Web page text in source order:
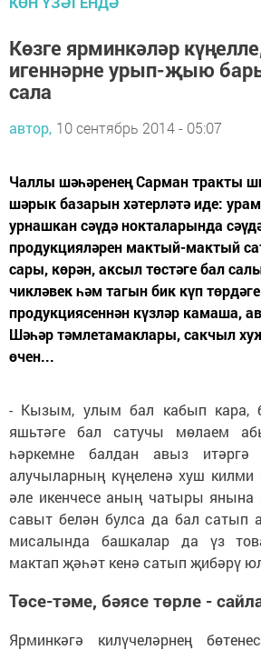
Көзге ярминкәләр
игеннәрне урып-җыю
сала
автор, 10 сентябрь 2014 - 05:07
Чаллы шәһәренең Сарман тракты
шәрык базарын хәтерләтә иде:
урнашкан сәүдә нокталарында
продукцияләрен мактый-мактый
сары, көрән, аксыл төстәге бал
чикләвек һәм тагын бик күп
продукциясеннән күзләр камаша,
Шәһәр тәмлетамаклары, сакчыл
өчен...
- Кызым, улым бал кабып кара,
яшьтәге бал сатучы мөлаем
һәркемне балдан авыз
алучыларның күңеленә хуш
әле икенчесе аның чатыры янына
савыт белән булса да бал сатып
мисалында башкалар да үз
мактап җәһәт кенә сатып җибәрү
Төсе-тәме, бәясе төрле -
Ярминкәгә килүчеләрнең